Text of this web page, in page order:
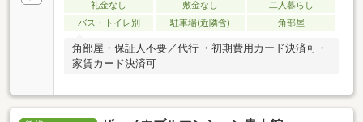
礼金なし 敷金なし
二人暮らし
バス・トイレ別
駐車場(近隣含) 角部屋
角部屋・保証人不要／代行 ・初期費用カード決済可・
家賃カード決済可